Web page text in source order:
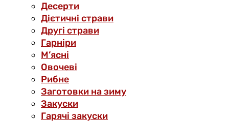
Десерти
Дієтичні страви
Другі страви
Гарніри
М’ясні
Овочеві
Рибне
Заготовки на зиму
Закуски
Гарячі закуски